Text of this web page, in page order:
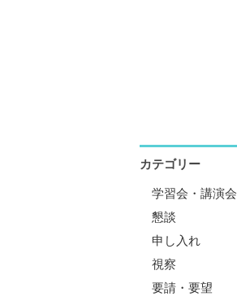
カテゴリー
学習会・講演会
懇談
申し入れ
視察
要請・要望